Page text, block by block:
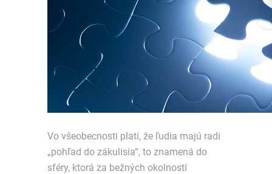
Vo všeobecnosti platí, že ľudia majú radi
„pohľad do zákulisia“, to znamená do
sféry, ktorá za bežných okolností